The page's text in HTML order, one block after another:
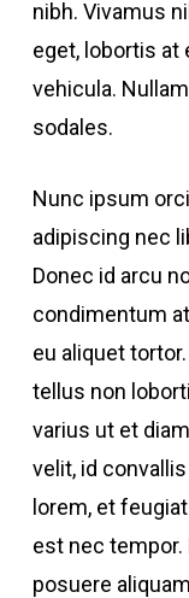
nibh. Vivamus
eget, lobortis at
vehicula.
sodales.
Nunc ipsum
adipiscing nec
Donec id arcu
condimentum
eu aliquet
tellus non
varius ut et
velit, id
lorem, et
est nec
posuere